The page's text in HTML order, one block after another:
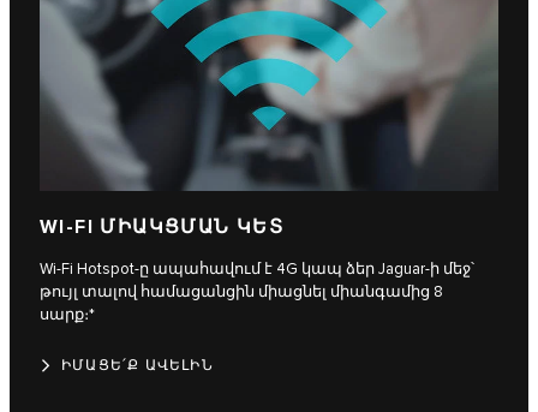
WI-FI ՄԻԱԿՑՄԱՆ ԿԵՏ
Wi-Fi Hotspot-ը ապահավում է 4G կապ ձեր Jaguar-ի մեջ՝
թույլ տալով համացանցին միացնել միանգամից 8
սարք։*
ԻՄԱՑԵ՛Ք ԱՎԵԼԻՆ